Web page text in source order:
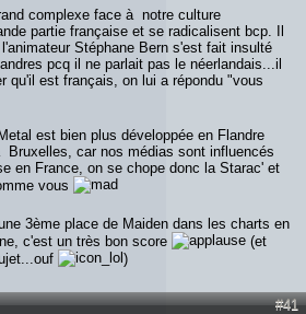
complexe face à notre culture
partie française et se radicalisent bcp. Il
Stéphane Bern s'est fait insulté
pcq il ne parlait pas le néerlandais...il
qu'il est français, on lui a répondu "vous
est bien plus développée en Flandre
Bruxelles, car nos médias sont influencés
en France, on se chope donc la Starac' et
vous
3ème place de Maiden dans les charts en
c'est un très bon score
(et
)
#41